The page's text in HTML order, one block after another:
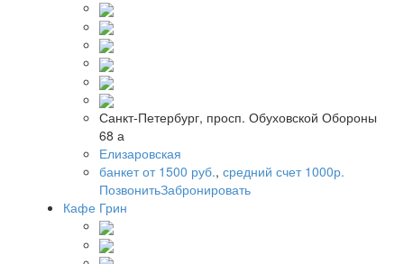
Санкт-Петербург, просп. Обуховской Обороны
68 а
Елизаровская
банкет от 1500 руб., средний счет 1000р.
ПозвонитьЗабронировать
Кафе Грин